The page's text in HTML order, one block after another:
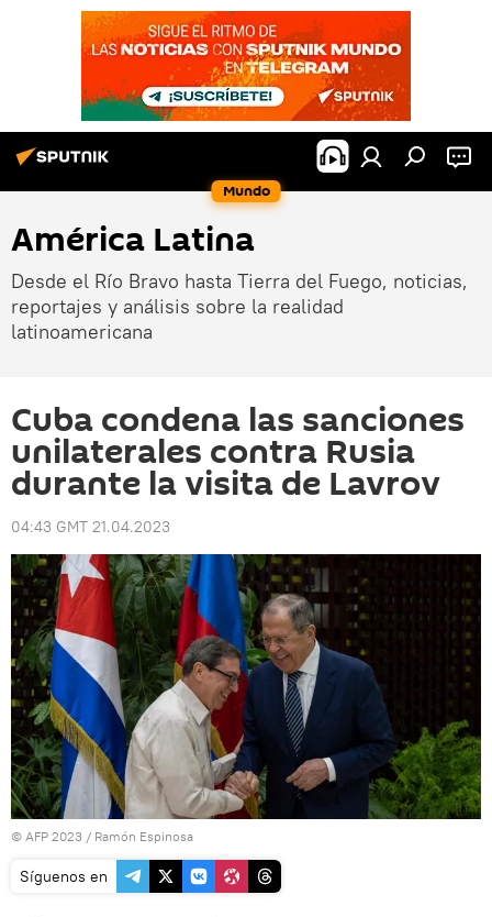
Mundo
América Latina
Desde el Río Bravo hasta Tierra del Fuego, noticias,
reportajes y análisis sobre la realidad
latinoamericana
Cuba condena las sanciones
unilaterales contra Rusia
durante la visita de Lavrov
04:43 GMT 21.04.2023
© AFP 2023 / Ramón Espinosa
Síguenos en